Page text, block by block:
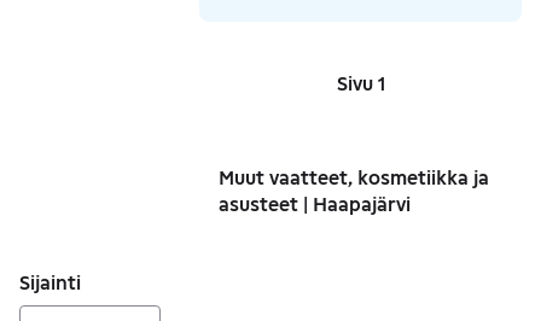
Sijainti
Sivut
Sivu 1
Muut vaatteet, kosmetiikka ja
asusteet | Haapajärvi